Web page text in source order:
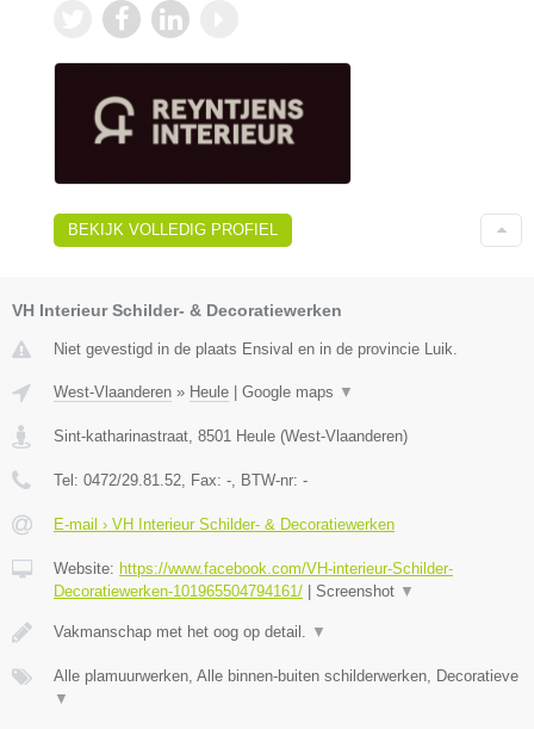
BEKIJK VOLLEDIG PROFIEL
VH Interieur Schilder- & Decoratiewerken
Niet gevestigd in de plaats Ensival en in de provincie Luik.
West-Vlaanderen » Heule Google maps ▼
Sint-katharinastraat, 8501 Heule (West-Vlaanderen)
Tel: 0472/29.81.52, Fax: -, BTW-nr: -
E-mail › VH Interieur Schilder- & Decoratiewerken
Website: https://www.facebook.com/VH-interieur-Schilder-
Decoratiewerken-101965504794161/
Screenshot ▼
Vakmanschap met het oog op detail. ▼
Alle plamuurwerken, Alle binnen-buiten schilderwerken, Decoratieve
▼